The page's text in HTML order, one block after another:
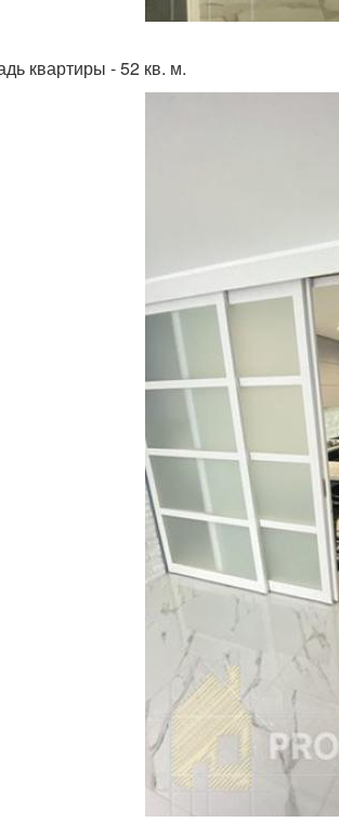
квартиры - 52 кв. м.